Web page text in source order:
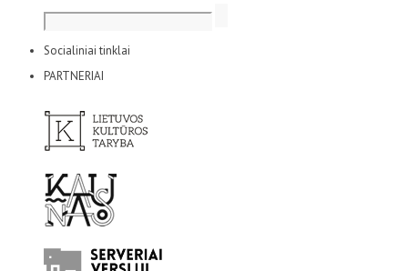
Socialiniai tinklai
PARTNERIAI